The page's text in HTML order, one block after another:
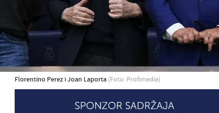
Florentino Perez i Joan Laporta (Foto: Profimedia)